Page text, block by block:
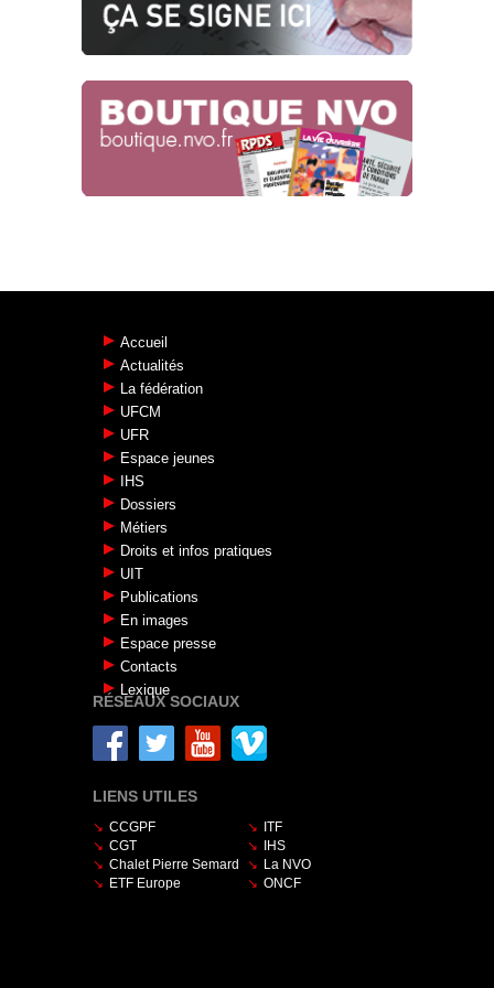
EXPRESS !
20.01.2019
14.11.2018
APPEL DE LA 11ÈME CONFÉRENCE
Agir ensemble pour ne plus subir : il y a
Accueil
Actualités
La fédération
UFCM
UFR
Espace jeunes
IHS
Dossiers
Métiers
Droits et infos pratiques
UIT
Publications
En images
Espace presse
Contacts
Lexique
RÉSEAUX SOCIAUX
LIENS UTILES
CCGPF
CGT
Chalet Pierre Semard
ETF Europe
ITF
IHS
La NVO
ONCF